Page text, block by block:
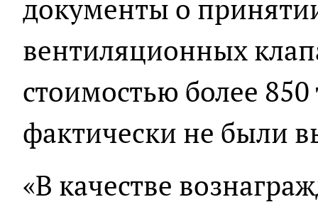
документы о
вентиляционных
стоимостью более
фактически не были
«В качестве